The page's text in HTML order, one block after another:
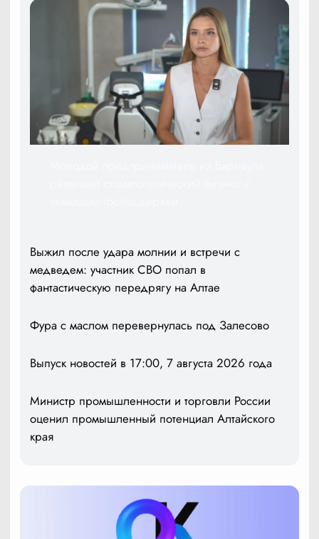
Выжил после удара молнии и встречи с
медведем: участник СВО попал в
фантастическую передрягу на Алтае
Фура с маслом перевернулась под Залесово
Выпуск новостей в 17:00, 7 августа 2026 года
Министр промышленности и торговли России
оценил промышленный потенциал Алтайского
края